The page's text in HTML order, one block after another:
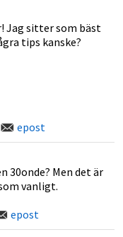
Jag sitter som bäst
tips kanske?
epost
30onde? Men det är
vanligt.
epost